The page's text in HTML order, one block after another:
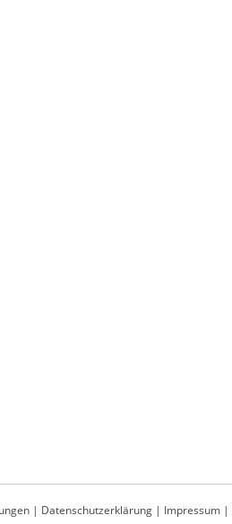
| Datenschutzerklärung| Impressum|